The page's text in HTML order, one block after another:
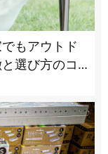
もアウトド
選び方のコ